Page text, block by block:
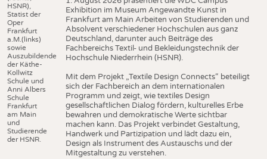
HSNR),
Statist der
Oper
Frankfurt
a.M.(links)
sowie
Auszubildende
der Käthe-
Kollwitz
Schule und
Anni Albers
Schule
Frankfurt
am Main
und
Studierende
der HSNR.
Exhibition im Museum Angewandte Kunst in
Frankfurt am Main Arbeiten von Studierenden und
Absolvent verschiedener Hochschulen aus ganz
Deutschland, darunter auch Beiträge des
Fachbereichs Textil- und Bekleidungstechnik der
Hochschule Niederrhein (HSNR).
Mit dem Projekt „Textile Design Connects“ beteiligt
sich der Fachbereich an dem internationalen
Programm und zeigt, wie textiles Design
gesellschaftlichen Dialog fördern, kulturelles Erbe
bewahren und demokratische Werte sichtbar
machen kann. Das Projekt verbindet Gestaltung,
Handwerk und Partizipation und lädt dazu ein,
Design als Instrument des Austauschs und der
Mitgestaltung zu verstehen.